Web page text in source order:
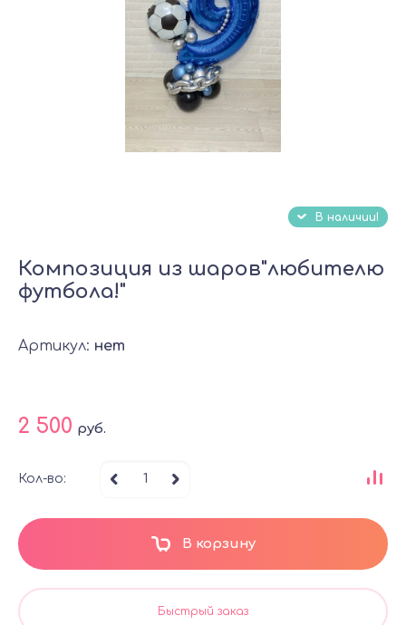
В наличии!
Композиция из шаров"любителю
футбола!"
Артикул: нет
2 500 руб.
Кол-во:
В корзину
Быстрый заказ